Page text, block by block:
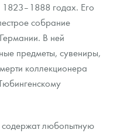
годах. Его
собрание
В ней
предметы, сувениры,
коллекционера
любопытную